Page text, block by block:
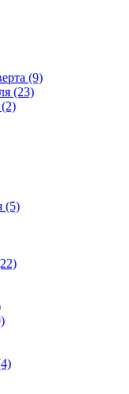
(9)
(23)
(5)